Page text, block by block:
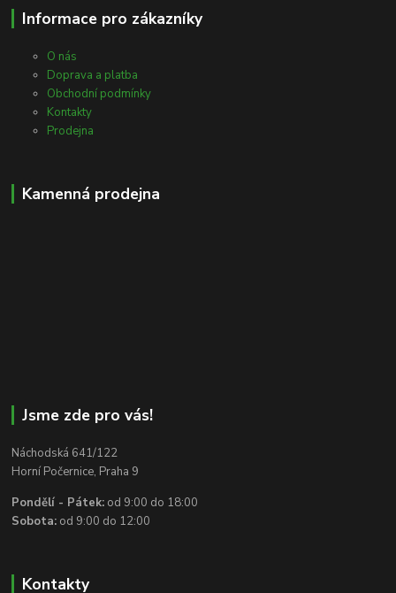
Informace pro zákazníky
O nás
Doprava a platba
Obchodní podmínky
Kontakty
Prodejna
Kamenná prodejna
Jsme zde pro vás!
Náchodská 641/122
Horní Počernice, Praha 9
Pondělí - Pátek: od 9:00 do 18:00
Sobota: od 9:00 do 12:00
Kontakty